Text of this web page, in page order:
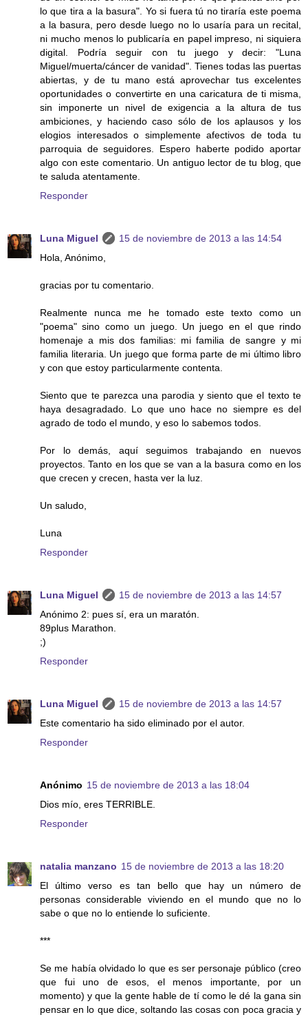
lo que tira a la basura". Yo si fuera tú no tiraría este poema
a la basura, pero desde luego no lo usaría para un recital,
ni mucho menos lo publicaría en papel impreso, ni siquiera
digital. Podría seguir con tu juego y decir: "Luna
Miguel/muerta/cáncer de vanidad". Tienes todas las puertas
abiertas, y de tu mano está aprovechar tus excelentes
oportunidades o convertirte en una caricatura de ti misma,
sin imponerte un nivel de exigencia a la altura de tus
ambiciones, y haciendo caso sólo de los aplausos y los
elogios interesados o simplemente afectivos de toda tu
parroquia de seguidores. Espero haberte podido aportar
algo con este comentario. Un antiguo lector de tu blog, que
te saluda atentamente.
Responder
Luna Miguel
15 de noviembre de 2013 a las 14:54
Hola, Anónimo,
gracias por tu comentario.
Realmente nunca me he tomado este texto como un
"poema" sino como un juego. Un juego en el que rindo
homenaje a mis dos familias: mi familia de sangre y mi
familia literaria. Un juego que forma parte de mi último libro
y con que estoy particularmente contenta.
Siento que te parezca una parodia y siento que el texto te
haya desagradado. Lo que uno hace no siempre es del
agrado de todo el mundo, y eso lo sabemos todos.
Por lo demás, aquí seguimos trabajando en nuevos
proyectos. Tanto en los que se van a la basura como en los
que crecen y crecen, hasta ver la luz.
Un saludo,
Luna
Responder
Luna Miguel
15 de noviembre de 2013 a las 14:57
Anónimo 2: pues sí, era un maratón.
89plus Marathon.
;)
Responder
Luna Miguel
15 de noviembre de 2013 a las 14:57
Este comentario ha sido eliminado por el autor.
Responder
Anónimo 15 de noviembre de 2013 a las 18:04
Dios mío, eres TERRIBLE.
Responder
natalia manzano 15 de noviembre de 2013 a las 18:20
El último verso es tan bello que hay un número de
personas considerable viviendo en el mundo que no lo
sabe o que no lo entiende lo suficiente.
***
Se me había olvidado lo que es ser personaje público (creo
que fui uno de esos, el menos importante, por un
momento) y que la gente hable de tí como le dé la gana sin
pensar en lo que dice, soltando las cosas con poca gracia y